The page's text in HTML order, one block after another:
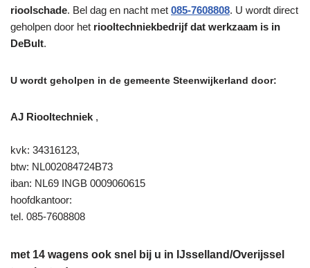
rioolschade. Bel dag en nacht met 085-7608808. U wordt direct
geholpen door het riooltechniekbedrijf dat werkzaam is in
DeBult.
U wordt geholpen in de gemeente Steenwijkerland door:
AJ Riooltechniek ,
kvk: 34316123,
btw: NL002084724B73
iban: NL69 INGB 0009060615
hoofdkantoor:
tel. 085-7608808
met 14 wagens ook snel bij u in IJsselland/Overijssel